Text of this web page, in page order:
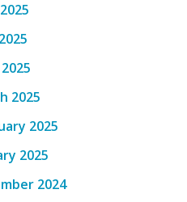
2025
2025
2025
2024